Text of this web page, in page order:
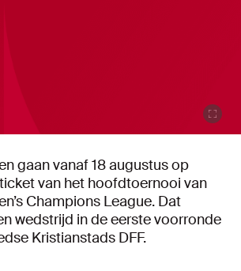
gaan vanaf 18 augustus op
van het hoofdtoernooi van
Champions League. Dat
wedstrijd in de eerste voorronde
Kristianstads DFF.